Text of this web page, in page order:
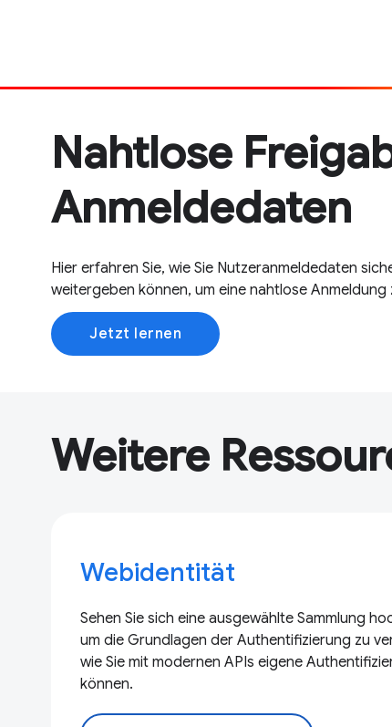
Nahtlose
Anmeldedaten
Hier erfahren Sie, wie Sie Nutzeranmeldedaten
weitergeben können, um eine nahtlose Anmeldung
Jetzt lernen
Weitere
Webidentität
Sehen Sie sich eine ausgewählte Sammlung
um die Grundlagen der Authentifizierung zu
wie Sie mit modernen APIs eigene
können.